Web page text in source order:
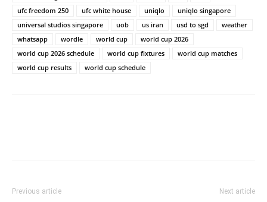
ufc freedom 250
ufc white house uniqlo
uniqlo singapore
universal studios singapore
uob us iran usd to sgd
weather
whatsapp
wordle world cup
world cup 2026
world cup 2026 schedule
world cup fixtures
world cup matches
world cup results
world cup schedule
Previous article Next article